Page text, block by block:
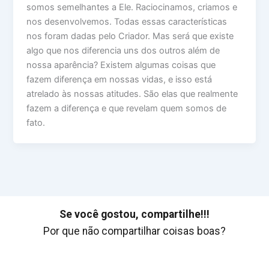
somos semelhantes a Ele. Raciocinamos, criamos e
nos desenvolvemos. Todas essas características
nos foram dadas pelo Criador. Mas será que existe
algo que nos diferencia uns dos outros além de
nossa aparência? Existem algumas coisas que
fazem diferença em nossas vidas, e isso está
atrelado às nossas atitudes. São elas que realmente
fazem a diferença e que revelam quem somos de
fato.
Se você gostou, compartilhe!!!
Por que não compartilhar coisas boas?